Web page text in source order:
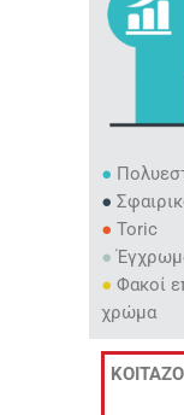
●
●
● Toric
●
● Φακοί
χρώμα